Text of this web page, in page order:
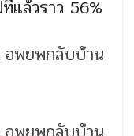
แล้วราว 56%